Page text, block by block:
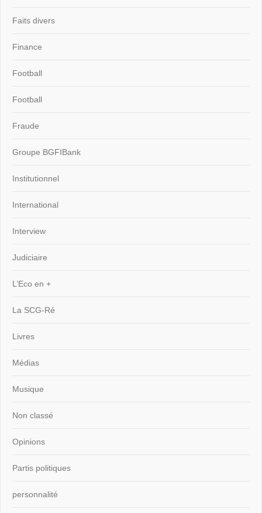
Faits divers
Finance
Football
Football
Fraude
Groupe BGFIBank
Institutionnel
International
Interview
Judiciaire
L’Eco en +
La SCG-Ré
Livres
Médias
Musique
Non classé
Opinions
Partis politiques
personnalité